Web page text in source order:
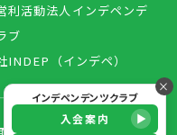
×
インデペンデンツクラブ
入会案内
利活動法人インデペンデ
ブ
INDEP（インデペ）